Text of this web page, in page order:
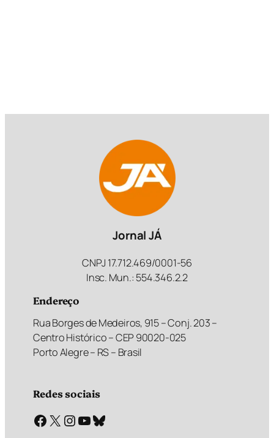
Jornal JÁ
CNPJ 17.712.469/0001-56
Insc. Mun.: 554.346.2.2
Endereço
Rua Borges de Medeiros, 915 – Conj. 203 –
Centro Histórico – CEP 90020-025
Porto Alegre – RS – Brasil
Redes sociais
Facebook X Instagram Youtube Bluesky